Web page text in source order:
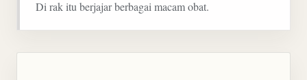
Di rak itu berjajar berbagai macam obat.